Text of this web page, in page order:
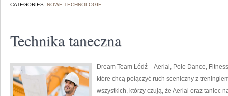
CATEGORIES: NOWE TECHNOLOGIE
Technika taneczna
Dream Team Łódź – Aerial, Pole Dance,
które chcą połączyć ruch sceniczny z
wszystkich, którzy czują, że Aerial oraz taniec